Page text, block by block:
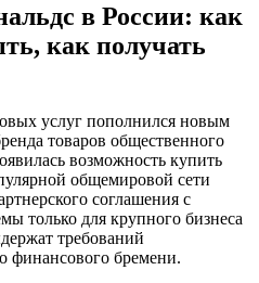
в России: как
как получать
услуг пополнился новым
товаров общественного
возможность купить
общемировой сети
соглашения с
только для крупного бизнеса
требований
финансового бремени.